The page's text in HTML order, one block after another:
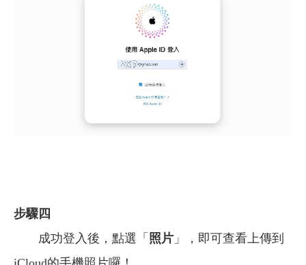
步驟四
成功登入後，點選「 照片 」，即可查看上傳到